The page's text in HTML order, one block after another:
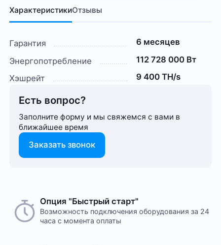
ХарактеристикиОтзывы
Гарантия
6 месяцев
Энергопотребление
112 728 000 Вт
Хэшрейт
9 400 TH/s
Есть вопрос?
Заполните форму и мы свяжемся с вами в
ближайшее время
Заказать звонок
Опция "Быстрый старт"
Возможность подключения оборудования за 24
часа с момента оплаты